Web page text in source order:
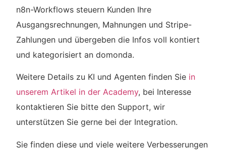
n8n-Workflows steuern Kunden Ihre
Ausgangsrechnungen, Mahnungen und Stripe-
Zahlungen und übergeben die Infos voll kontiert
und kategorisiert an domonda.
Weitere Details zu KI und Agenten finden Sie in
unserem Artikel in der Academy, bei Interesse
kontaktieren Sie bitte den Support, wir
unterstützen Sie gerne bei der Integration.
Sie finden diese und viele weitere Verbesserungen